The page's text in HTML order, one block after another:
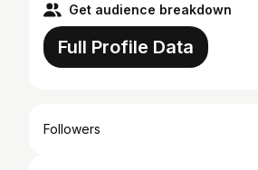
Get audience breakdown
Full Profile Data
Followers